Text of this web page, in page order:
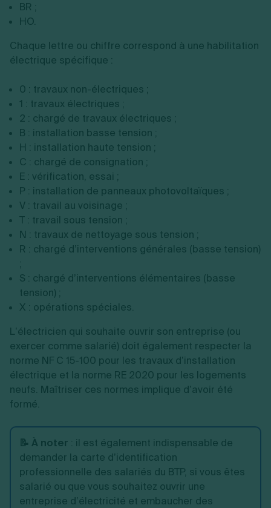
BR ;
HO.
Chaque lettre ou chiffre correspond à une habilitation
électrique spécifique :
0 : travaux non-électriques ;
1 : travaux électriques ;
2 : chargé de travaux électriques ;
B : installation basse tension ;
H : installation haute tension ;
C : chargé de consignation ;
E : vérification, essai ;
P : installation de panneaux photovoltaïques ;
V : travail au voisinage ;
T : travail sous tension ;
N : travaux de nettoyage sous tension ;
R : chargé d’interventions générales (basse tension)
;
S : chargé d’interventions élémentaires (basse
tension) ;
X : opérations spéciales.
L’électricien qui souhaite ouvrir son entreprise (ou
exercer comme salarié) doit également respecter la
norme NF C 15-100 pour les travaux d’installation
électrique et la norme RE 2020 pour les logements
neufs. Maîtriser ces normes implique d’avoir été
formé.
📝 À noter : il est également indispensable de
demander la carte d’identification
professionnelle des salariés du BTP, si vous êtes
salarié ou que vous souhaitez ouvrir une
entreprise d’électricité et embaucher des